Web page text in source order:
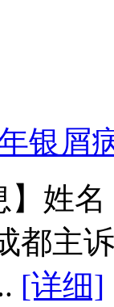
银屑
】姓
都主
[详细]